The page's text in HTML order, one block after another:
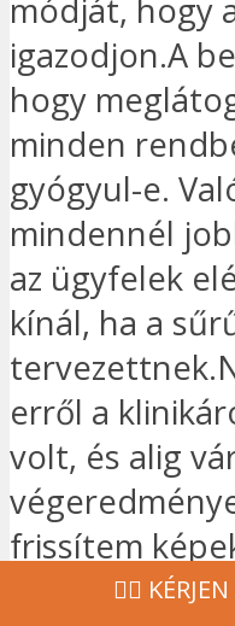
módját, hogy
igazodjon.A
hogy
minden
gyógyul-e.
mindennél
az ügyfelek
kínál, ha a
erről a
volt, és alig
frissítem
‍👩‍⚕